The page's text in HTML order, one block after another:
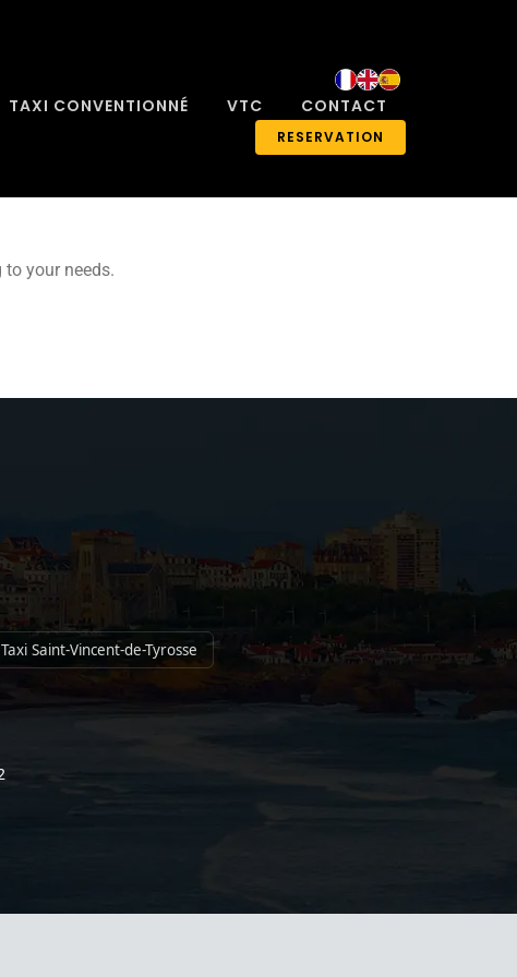
TAXI CONVENTIONNÉ VTC CONTACT
RESERVATION
your needs.
Taxi Saint-Vincent-de-Tyrosse